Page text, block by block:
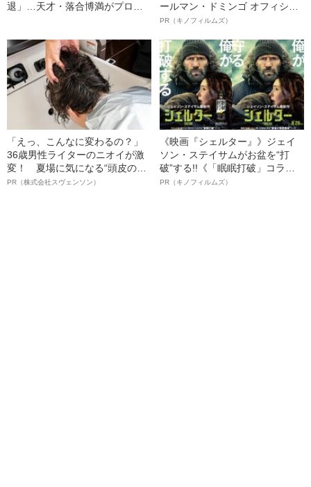
退」…天才・落合博満がプロ入
ールマン・ドミンゴ オフィシャ
ルインタビュー“観客を魅了した
語る”《日本興収70億円突破》
PR（キノフィルムズ）
「えっ、こんなに変わるの？」
36歳男性ライターのニオイが激
変！ 夏場に気になる“頭皮のニ
オイ”や“ベタつき”を解消す
PR（株式会社スヴェンソン）
《映画『シェルター』》ジェイ
ソン・ステイサムがお盆を“打
破”する!!《「眠眠打破」コラ
ボ》
PR（キノフィルムズ）